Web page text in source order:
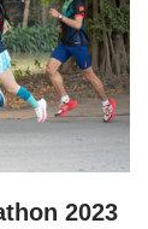
2023